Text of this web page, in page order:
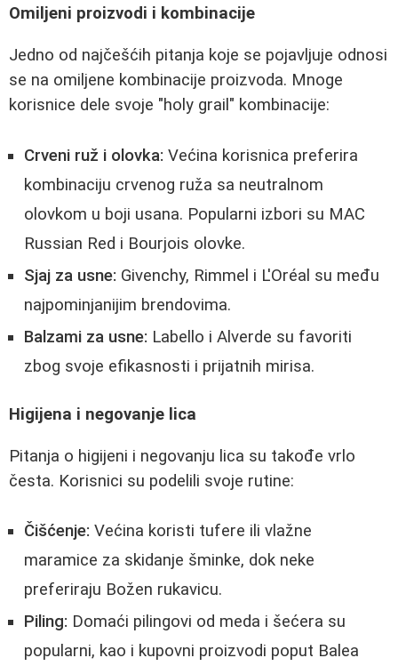
Omiljeni proizvodi i kombinacije
Jedno od najčešćih pitanja koje se pojavljuje odnosi
se na omiljene kombinacije proizvoda. Mnoge
korisnice dele svoje "holy grail" kombinacije:
Crveni ruž i olovka: Većina korisnica preferira
kombinaciju crvenog ruža sa neutralnom
olovkom u boji usana. Popularni izbori su MAC
Russian Red i Bourjois olovke.
Sjaj za usne: Givenchy, Rimmel i L'Oréal su među
najpominjanijim brendovima.
Balzami za usne: Labello i Alverde su favoriti
zbog svoje efikasnosti i prijatnih mirisa.
Higijena i negovanje lica
Pitanja o higijeni i negovanju lica su takođe vrlo
česta. Korisnici su podelili svoje rutine:
Čišćenje: Većina koristi tufere ili vlažne
maramice za skidanje šminke, dok neke
preferiraju Božen rukavicu.
Piling: Domaći pilingovi od meda i šećera su
popularni, kao i kupovni proizvodi poput Balea